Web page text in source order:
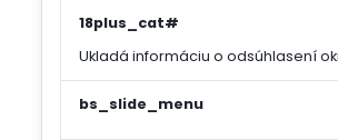
18plus_cat#
Ukladá informáciu o odsúhlasení
bs_slide_menu